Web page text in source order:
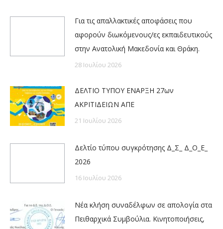
Για τις απαλλακτικές αποφάσεις που
αφορούν διωκόμενους/ες εκπαιδευτικούς
στην Ανατολική Μακεδονία και Θράκη.
28 Ιουλίου 2026
ΔΕΛΤΙΟ ΤΥΠΟΥ ΕΝΑΡΞΗ 27ων
ΑΚΡΙΤΙΔΕΙΩΝ ΑΠΕ
21 Ιουλίου 2026
Δελτίο τύπου συγκρότησης Δ_Σ_ Δ_Ο_Ε_
2026
16 Ιουλίου 2026
Νέα κλήση συναδέλφων σε απολογία στα
Πειθαρχικά Συμβούλια. Κινητοποιήσεις,